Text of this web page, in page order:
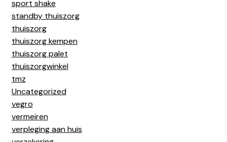
sport shake
standby thuiszorg
thuiszorg
thuiszorg kempen
thuiszorg palet
thuiszorgwinkel
tmz
Uncategorized
vegro
vermeiren
verpleging aan huis